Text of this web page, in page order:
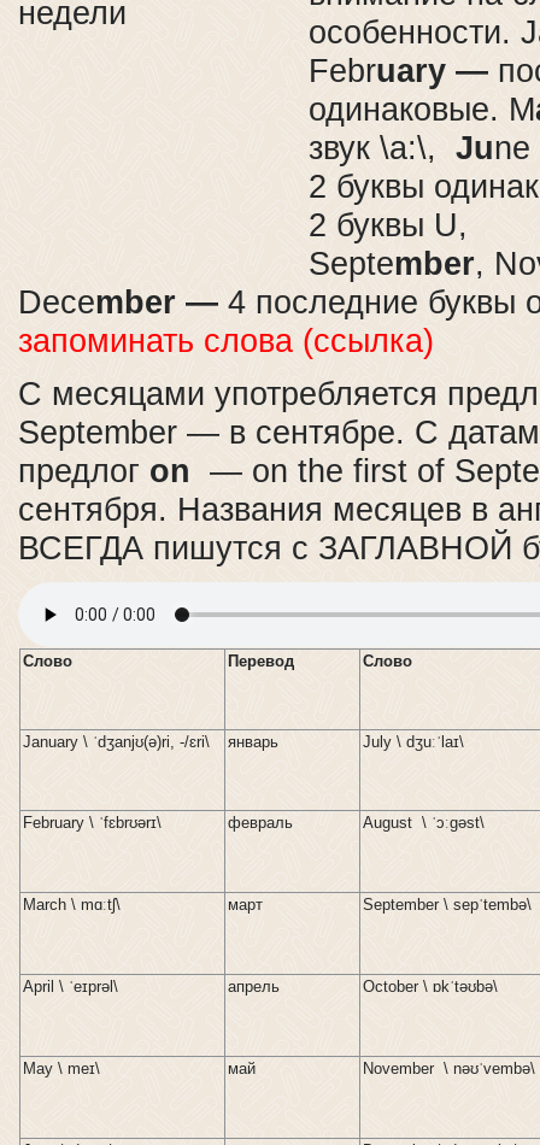
особенности.
February —
одинаковые. M
звук \a:\, Ju
2 буквы
2 буквы U,
September,
December — 4 последние буквы
запоминать слова (ссылка)
С месяцами употребляется
September — в сентябре. С
предлог on — on the first of
сентября. Названия месяцев в
ВСЕГДА пишутся с ЗАГЛАВНОЙ
Слово Перевод Слово
January \ ˈdʒanjʊ(ə)ri, -/ɛri\ январь July \ dʒuːˈlaɪ\
February \ ˈfɛbrʊərɪ\ февраль August \ ˈɔːɡəst\
March \ mɑːtʃ\ март September \ sepˈtembə\
April \ ˈeɪprəl\ апрель October \ ɒkˈtəʊbə\
May \ meɪ\ май November \ nəʊˈvembə\